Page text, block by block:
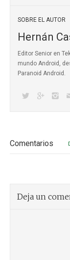
SOBRE EL AUTOR
Hernán
Editor Senior en
mundo Android,
Paranoid Android.
Comentarios
Deja un